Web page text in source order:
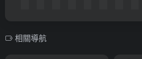
相關導航